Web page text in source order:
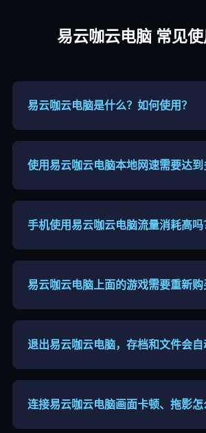
易云咖云电脑 常见
易云咖云电脑是什么？如何使用？
连接高性能远程主机，手机、平板
用。
使用易云咖云电脑本地网速需要达到
使用5G频段WiFi，网络环境越好画
手机使用易云咖云电脑流量消耗高吗
游玩建议连接WiFi，户外慎用移动
易云咖云电脑上面的游戏需要重新购
号，已购买游戏直接登录即可游玩。
退出易云咖云电脑，存档和文件会自
自行网盘备份导出。
连接易云咖云电脑画面卡顿、拖影怎